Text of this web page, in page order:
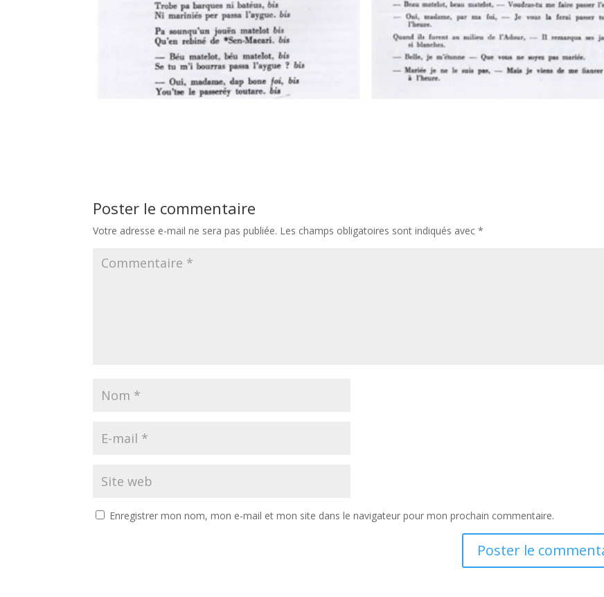
Poster le commentaire
Votre adresse e-mail ne sera pas publiée. Les champs obligatoires sont indiqués avec*
Enregistrer mon nom, mon e-mail et mon site dans le navigateur pour mon prochain commentaire.